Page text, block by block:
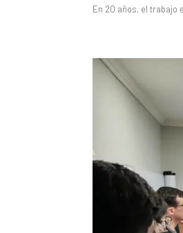
En 20 años, el trabajo